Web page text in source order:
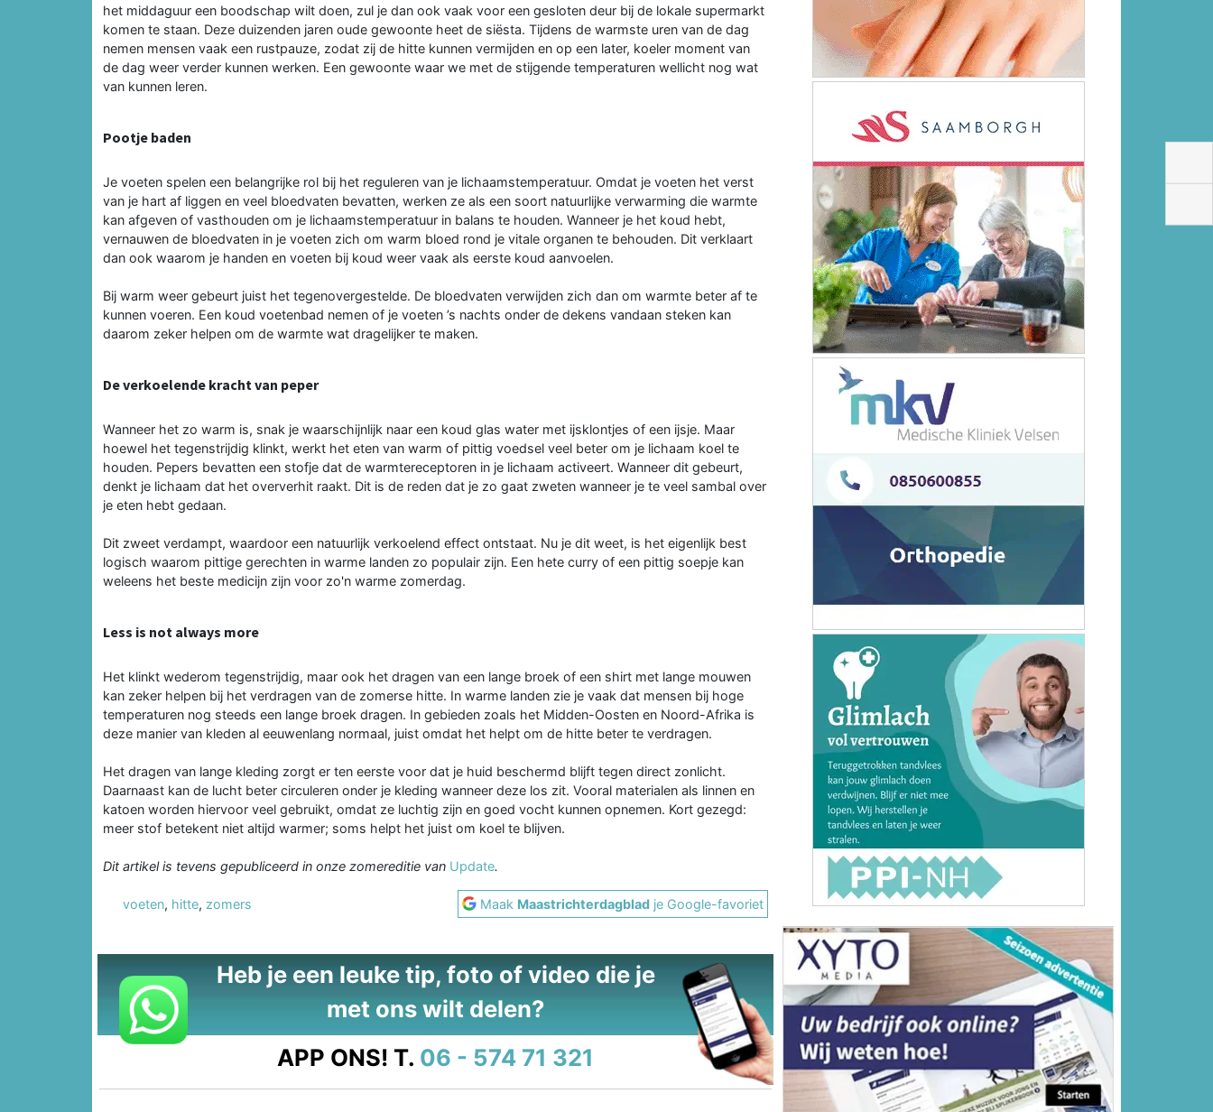
het middaguur een boodschap wilt doen, zul je dan ook vaak voor een gesloten deur bij de lokale supermarkt
komen te staan. Deze duizenden jaren oude gewoonte heet de siësta. Tijdens de warmste uren van de dag
nemen mensen vaak een rustpauze, zodat zij de hitte kunnen vermijden en op een later, koeler moment van
de dag weer verder kunnen werken. Een gewoonte waar we met de stijgende temperaturen wellicht nog wat
van kunnen leren.
Pootje baden
Je voeten spelen een belangrijke rol bij het reguleren van je lichaamstemperatuur. Omdat je voeten het verst
van je hart af liggen en veel bloedvaten bevatten, werken ze als een soort natuurlijke verwarming die warmte
kan afgeven of vasthouden om je lichaamstemperatuur in balans te houden. Wanneer je het koud hebt,
vernauwen de bloedvaten in je voeten zich om warm bloed rond je vitale organen te behouden. Dit verklaart
dan ook waarom je handen en voeten bij koud weer vaak als eerste koud aanvoelen.
Bij warm weer gebeurt juist het tegenovergestelde. De bloedvaten verwijden zich dan om warmte beter af te
kunnen voeren. Een koud voetenbad nemen of je voeten ’s nachts onder de dekens vandaan steken kan
daarom zeker helpen om de warmte wat dragelijker te maken.
De verkoelende kracht van peper
Wanneer het zo warm is, snak je waarschijnlijk naar een koud glas water met ijsklontjes of een ijsje. Maar
hoewel het tegenstrijdig klinkt, werkt het eten van warm of pittig voedsel veel beter om je lichaam koel te
houden. Pepers bevatten een stofje dat de warmtereceptoren in je lichaam activeert. Wanneer dit gebeurt,
denkt je lichaam dat het oververhit raakt. Dit is de reden dat je zo gaat zweten wanneer je te veel sambal over
je eten hebt gedaan.
Dit zweet verdampt, waardoor een natuurlijk verkoelend effect ontstaat. Nu je dit weet, is het eigenlijk best
logisch waarom pittige gerechten in warme landen zo populair zijn. Een hete curry of een pittig soepje kan
weleens het beste medicijn zijn voor zo'n warme zomerdag.
Less is not always more
Het klinkt wederom tegenstrijdig, maar ook het dragen van een lange broek of een shirt met lange mouwen
kan zeker helpen bij het verdragen van de zomerse hitte. In warme landen zie je vaak dat mensen bij hoge
temperaturen nog steeds een lange broek dragen. In gebieden zoals het Midden-Oosten en Noord-Afrika is
deze manier van kleden al eeuwenlang normaal, juist omdat het helpt om de hitte beter te verdragen.
Het dragen van lange kleding zorgt er ten eerste voor dat je huid beschermd blijft tegen direct zonlicht.
Daarnaast kan de lucht beter circuleren onder je kleding wanneer deze los zit. Vooral materialen als linnen en
katoen worden hiervoor veel gebruikt, omdat ze luchtig zijn en goed vocht kunnen opnemen. Kort gezegd:
meer stof betekent niet altijd warmer; soms helpt het juist om koel te blijven.
Dit artikel is tevens gepubliceerd in onze zomereditie van Update.
voeten, hitte, zomers Maak Maastrichterdagblad je Google-favoriet
Heb je een leuke tip, foto of video die je
met ons wilt delen?
APP ONS! T. 06 - 574 71 321